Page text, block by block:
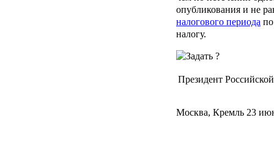
опубликования и не
налогового периода
налогу.
Президент
Москва, Кремль 23